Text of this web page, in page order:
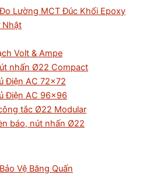
Lường MCT Đúc Khối Epoxy
Nhật
Volt & Ampe
nhấn Ø22 Compact
Điện AC 72×72
Điện AC 96×96
tắc Ø22 Modular
báo, nút nhấn Ø22
Vệ Băng Quấn